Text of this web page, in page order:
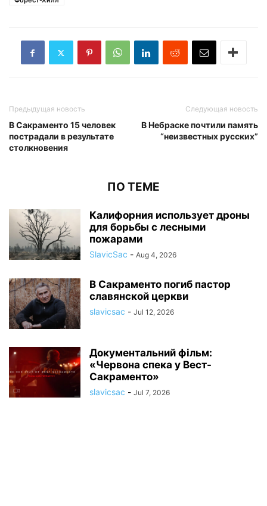
Предыдущая новость
В Сакраменто 15 человек
пострадали в результате
столкновения
Следующая новость
В Небраске почтили память
“неизвестных русских”
ПО ТЕМЕ
Калифорния использует дроны
для борьбы с лесными
пожарами
SlavicSac - Aug 4, 2026
В Сакраменто погиб пастор
славянской церкви
slavicsac - Jul 12, 2026
Документальний фільм:
«Червона спека у Вест-
Сакраменто»
slavicsac - Jul 7, 2026